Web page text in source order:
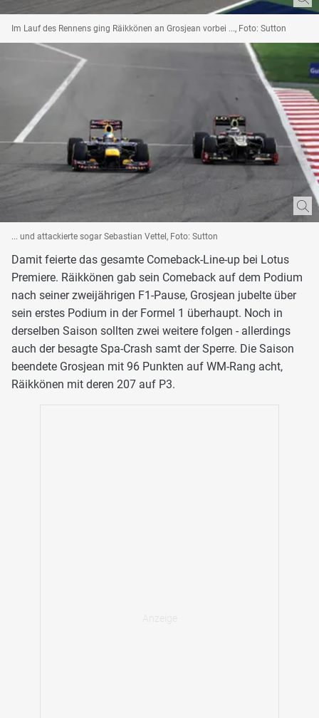
Im Lauf des Rennens ging Räikkönen an Grosjean vorbei ..., Foto: Sutton
... und attackierte sogar Sebastian Vettel, Foto: Sutton
Damit feierte das gesamte Comeback-Line-up bei Lotus
Premiere. Räikkönen gab sein Comeback auf dem Podium
nach seiner zweijährigen F1-Pause, Grosjean jubelte über
sein erstes Podium in der Formel 1 überhaupt. Noch in
derselben Saison sollten zwei weitere folgen - allerdings
auch der besagte Spa-Crash samt der Sperre. Die Saison
beendete Grosjean mit 96 Punkten auf WM-Rang acht,
Räikkönen mit deren 207 auf P3.